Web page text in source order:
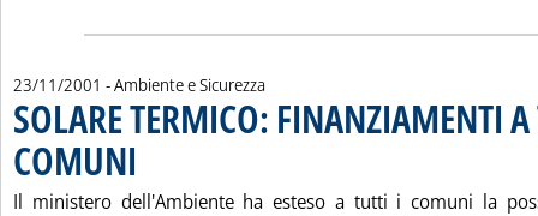
23/11/2001 - Ambiente e Sicurezza
SOLARE TERMICO: FINANZIAMENTI
COMUNI
Il ministero dell'Ambiente ha esteso a tutti i comuni la